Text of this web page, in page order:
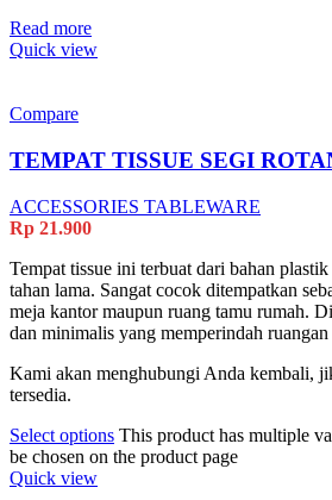
Read more
Quick view
Compare
TEMPAT TISSUE SEGI
ACCESSORIES TABLEWARE
Rp 21.900
Tempat tissue ini terbuat dari bahan
tahan lama. Sangat cocok ditempatkan
meja kantor maupun ruang tamu rumah.
dan minimalis yang memperindah ruangan
Kami akan menghubungi Anda kembali,
tersedia.
Select options This product has multiple
be chosen on the product page
Quick view